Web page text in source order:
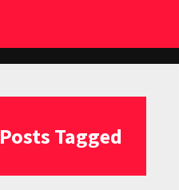
Posts Tagged: یکسانی